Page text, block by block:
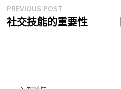
文
章
PREVIOUS POSTPrevious
post:
社交技能的重要性